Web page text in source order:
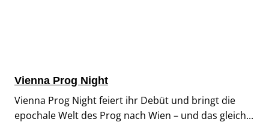
Vienna Prog Night
Vienna Prog Night feiert ihr Debüt und bringt die
epochale Welt des Prog nach Wien – und das gleich...